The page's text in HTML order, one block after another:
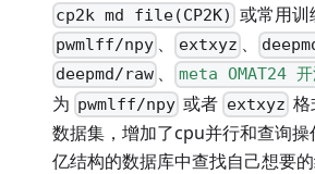
cp2k md file(CP2K) 或常用训
pwmlff/npy 、 extxyz 、
deepmd/raw 、 meta OMAT24 开
为 pwmlff/npy 或者 extxyz 格
数据集，增加了cpu并行和查询
亿结构的数据库中查找自己想要的